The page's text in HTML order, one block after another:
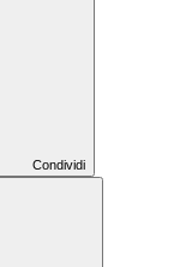
Condividi